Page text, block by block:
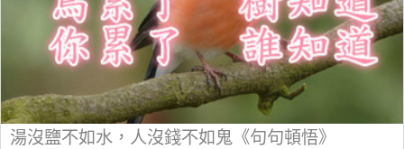
湯沒鹽不如水，人沒錢不如鬼《句句頓悟》